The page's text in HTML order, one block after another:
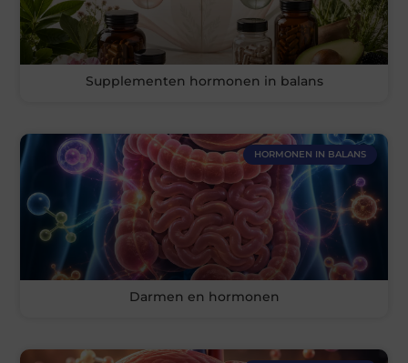
Supplementen hormonen in balans
HORMONEN IN BALANS
Darmen en hormonen